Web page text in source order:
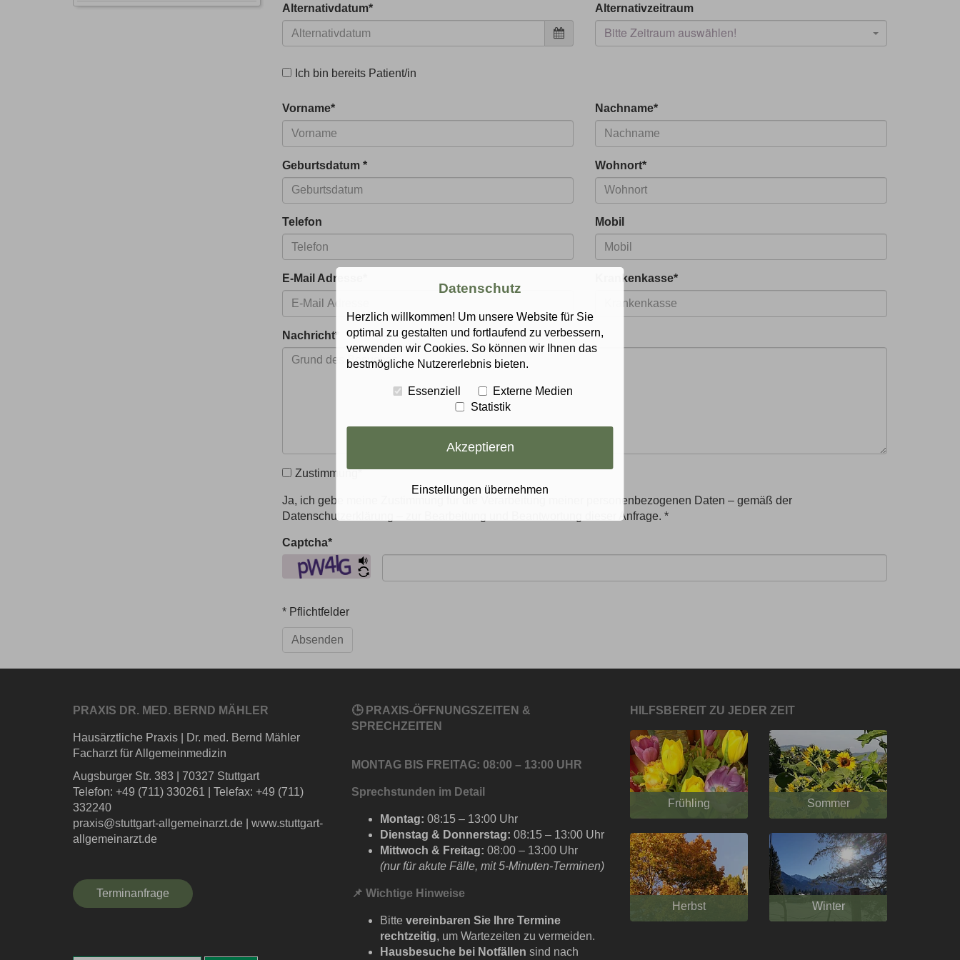
Alternativdatum* Alternativzeitraum
Bitte Zeitraum auswählen!
Ich bin bereits Patient/in
Vorname* Nachname*
Geburtsdatum * Wohnort*
Telefon Mobil
E-Mail Adresse Krankenkasse*
Nachricht*
Zustimmung*
Ja, ich gebe meine Zustimmung für die Verarbeitung meiner personenbezogenen Daten – gemäß der
Datenschutzerklärung – zur Bearbeitung und Beantwortung dieser Anfrage. *
Captcha*
* Pflichtfelder
Absenden
PRAXIS DR. MED. BERND MÄHLER
Hausärztliche Praxis
Dr. med. Bernd Mähler
Facharzt für Allgemeinmedizin
Augsburger Str. 383
70327 Stuttgart
Telefon: +49 (711) 330261
Telefax: +49 (711)
332240
praxis@stuttgart-allgemeinarzt.de
www.stuttgart-
allgemeinarzt.de
Terminanfrage
🕒 PRAXIS-ÖFFNUNGSZEITEN &
SPRECHZEITEN
MONTAG BIS FREITAG: 08:00 – 13:00 UHR
Sprechstunden im Detail
Montag: 08:15 – 13:00 Uhr
Dienstag & Donnerstag: 08:15 – 13:00 Uhr
Mittwoch & Freitag: 08:00 – 13:00 Uhr
(nur für akute Fälle, mit 5-Minuten-Terminen)
📌 Wichtige Hinweise
Bitte vereinbaren Sie Ihre Termine
rechtzeitig, um Wartezeiten zu vermeiden.
Hausbesuche bei Notfällen sind nach
HILFSBEREIT ZU JEDER ZEIT
Frühling Sommer
Herbst Winter
Datenschutz
Herzlich willkommen! Um unsere Website für Sie
optimal zu gestalten und fortlaufend zu verbessern,
verwenden wir Cookies. So können wir Ihnen das
bestmögliche Nutzererlebnis bieten.
Essenziell
Externe Medien
Statistik
Akzeptieren
Einstellungen übernehmen